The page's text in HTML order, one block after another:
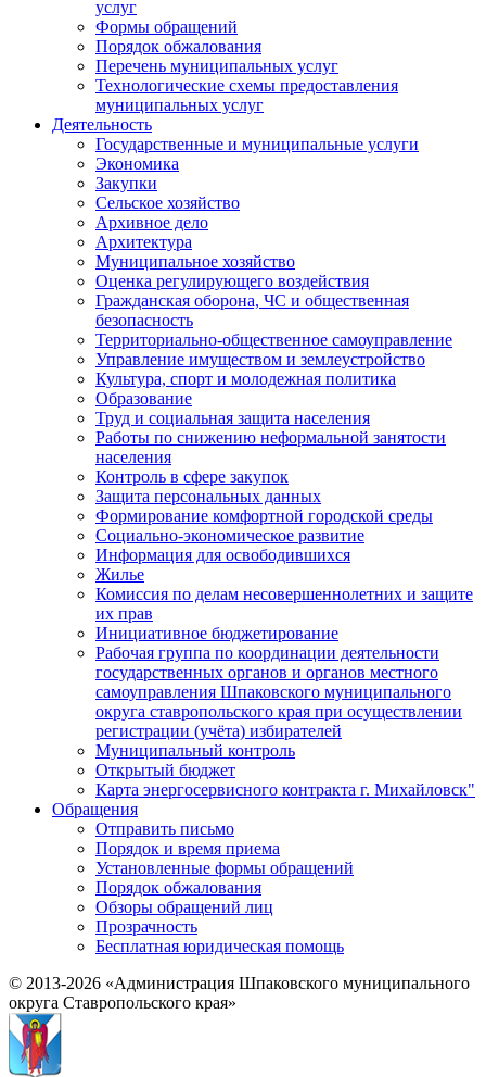
услуг
Формы обращений
Порядок обжалования
Перечень муниципальных услуг
Технологические схемы предоставления
муниципальных услуг
Деятельность
Государственные и муниципальные услуги
Экономика
Закупки
Сельское хозяйство
Архивное дело
Архитектура
Муниципальное хозяйство
Оценка регулирующего воздействия
Гражданская оборона, ЧС и общественная
безопасность
Территориально-общественное самоуправление
Управление имуществом и землеустройство
Культура, спорт и молодежная политика
Образование
Труд и социальная защита населения
Работы по снижению неформальной занятости
населения
Контроль в сфере закупок
Защита персональных данных
Формирование комфортной городской среды
Социально-экономическое развитие
Информация для освободившихся
Жилье
Комиссия по делам несовершеннолетних и защите
их прав
Инициативное бюджетирование
Рабочая группа по координации деятельности
государственных органов и органов местного
самоуправления Шпаковского муниципального
округа ставропольского края при осуществлении
регистрации (учёта) избирателей
Муниципальный контроль
Открытый бюджет
Карта энергосервисного контракта г. Михайловск"
Обращения
Отправить письмо
Порядок и время приема
Установленные формы обращений
Порядок обжалования
Обзоры обращений лиц
Прозрачность
Бесплатная юридическая помощь
© 2013-2026 «Администрация Шпаковского муниципального
округа Ставропольского края»